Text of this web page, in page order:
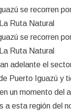
se recorren
Ruta Natural
se recorren
Ruta Natural
adelante el
Puerto Iguazú y
un momento del
a esta región del